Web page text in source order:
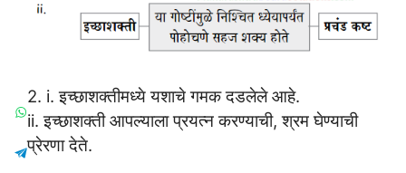
2. i. इच्छाशक्तीमध्ये यशाचे गमक दडलेले आहे.
ii. इच्छाशक्ती आपल्याला प्रयत्न करण्याची, श्रम घेण्याची
प्रेरणा देते.